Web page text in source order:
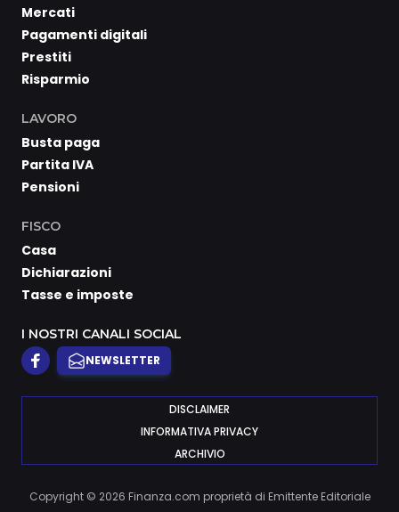
Mercati
Pagamenti digitali
Prestiti
Risparmio
LAVORO
Busta paga
Partita IVA
Pensioni
FISCO
Casa
Dichiarazioni
Tasse e imposte
I NOSTRI CANALI SOCIAL
NEWSLETTER
DISCLAIMER
INFORMATIVA PRIVACY
ARCHIVIO
Copyright © 2026 Finanza.com proprietà di Emittente Editoriale